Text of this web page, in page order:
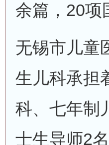
余篇，20项
无锡市儿童
生儿科承担
科、七年制
士生导师2